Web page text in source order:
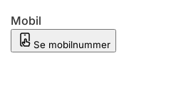
Andre tema
Mobil
Se mobilnummer